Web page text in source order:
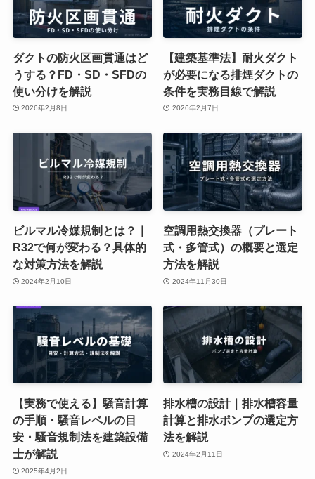
ダクトの防火区画貫通はど
うする？FD・SD・SFDの
使い分けを解説
2026年2月8日
【建築基準法】耐火ダクト
が必要になる排煙ダクトの
条件を実務目線で解説
2026年2月7日
ビルマル冷媒規制とは？｜
R32で何が変わる？具体的
な対策方法を解説
2024年2月10日
空調用熱交換器（プレート
式・多管式）の概要と選定
方法を解説
2024年11月30日
【実務で使える】騒音計算
の手順・騒音レベルの目
安・騒音規制法を建築設備
士が解説
2025年4月2日
排水槽の設計｜排水槽容量
計算と排水ポンプの選定方
法を解説
2024年2月11日